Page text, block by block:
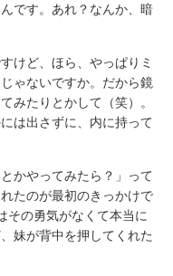
です。あれ？なんか、暗
けど、ほら、やっぱりミ
ゃないですか。だから鏡
みたりとかして（笑）。
は出さずに、内に持って
かやってみたら？」って
たのが最初のきっかけで
その勇気がなくて本当に
妹が背中を押してくれた